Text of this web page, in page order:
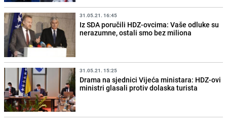
31.05.21. 16:45
Iz SDA poručili HDZ-ovcima: Vaše odluke su
nerazumne, ostali smo bez miliona
31.05.21. 15:25
Drama na sjednici Vijeća ministara: HDZ-ovi
ministri glasali protiv dolaska turista